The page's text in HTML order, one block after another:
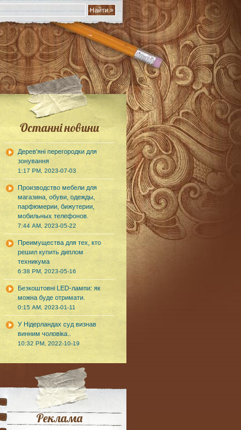
Останні новини
Дерев'яні перегородки для
зонування
1:17 PM, 2023-07-03
Производство мебели для
магазина, обуви, одежды,
парфюмерии, бижутерии,
мобильных телефонов.
7:44 AM, 2023-05-22
Преимущества для тех, кто
решил купить диплом
техникума
6:38 PM, 2023-05-16
Безкоштовні LED-лампи: як
можна буде отримати.
0:15 AM, 2023-01-11
У Нідерландах суд визнав
винним чоловіка..
10:32 PM, 2022-10-19
Реклама